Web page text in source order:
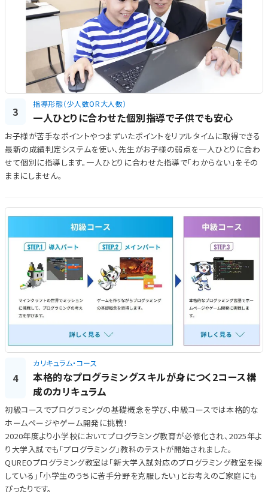
3
指導形態（少人数OR大人数）
一人ひとりに合わせた個別指導で子供でも安心
お子様が苦手なポイントやつまずいたポイントをリアルタイムに取得できる
最新の成績判定システムを使い、先生がお子様の弱点を一人ひとりに合わ
せて個別に指導します。一人ひとりに合わせた指導で「わからない」をその
ままにしません。
4
カリキュラム・コース
本格的なプログラミングスキルが身につく2コース構
成のカリキュラム
初級コースでプログラミングの基礎概念を学び、中級コースでは本格的な
ホームページやゲーム開発に挑戦！
2020年度より小学校においてプログラミング教育が必修化され、2025年よ
り大学入試でも「プログラミング」教科のテストが開始されました。
QUREOプログラミング教室は「新大学入試対応のプログラミング教室を探
している」「小学生のうちに苦手分野を克服したい」とお考えのご家庭にも
ぴったりです。